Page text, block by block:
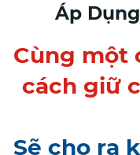
Áp
Cùng một
cách giữ
Sẽ cho ra